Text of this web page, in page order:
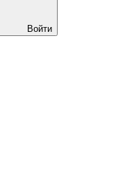
Войти